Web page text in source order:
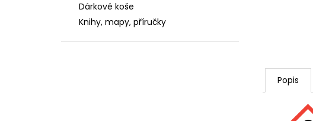
Dárkové koše
Knihy, mapy, příručky
Popis